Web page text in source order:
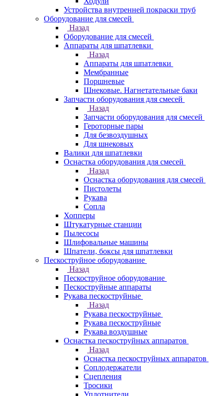
Устройства внутренней покраски труб
Оборудование для смесей
Назад
Оборудование для смесей
Аппараты для шпатлевки
Назад
Аппараты для шпатлевки
Мембранные
Поршневые
Шнековые. Нагнетательные баки
Запчасти оборудования для смесей
Назад
Запчасти оборудования для смесей
Героторные пары
Для безвоздушных
Для шнековых
Валики для шпатлевки
Оснастка оборудования для смесей
Назад
Оснастка оборудования для смесей
Пистолеты
Рукава
Сопла
Хопперы
Штукатурные станции
Пылесосы
Шлифовальные машины
Шпатели, боксы для шпатлевки
Пескоструйное оборудование
Назад
Пескоструйное оборудование
Пескоструйные аппараты
Рукава пескоструйные
Назад
Рукава пескоструйные
Рукава пескоструйные
Рукава воздушные
Оснастка пескоструйных аппаратов
Назад
Оснастка пескоструйных аппаратов
Соплодержатели
Сцепления
Тросики
Уплотнители